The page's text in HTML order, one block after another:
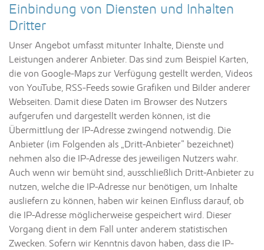
Einbindung von Diensten und Inhalten
Dritter
Unser Angebot umfasst mitunter Inhalte, Dienste und
Leistungen anderer Anbieter. Das sind zum Beispiel Karten,
die von Google-Maps zur Verfügung gestellt werden, Videos
von YouTube, RSS-Feeds sowie Grafiken und Bilder anderer
Webseiten. Damit diese Daten im Browser des Nutzers
aufgerufen und dargestellt werden können, ist die
Übermittlung der IP-Adresse zwingend notwendig. Die
Anbieter (im Folgenden als „Dritt-Anbieter“ bezeichnet)
nehmen also die IP-Adresse des jeweiligen Nutzers wahr.
Auch wenn wir bemüht sind, ausschließlich Dritt-Anbieter zu
nutzen, welche die IP-Adresse nur benötigen, um Inhalte
ausliefern zu können, haben wir keinen Einfluss darauf, ob
die IP-Adresse möglicherweise gespeichert wird. Dieser
Vorgang dient in dem Fall unter anderem statistischen
Zwecken. Sofern wir Kenntnis davon haben, dass die IP-